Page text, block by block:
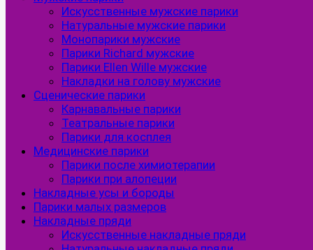
Искусственные мужские парики
Натуральные мужские парики
Монопарики мужские
Парики Richard мужские
Парики Ellen Wille мужские
Накладки на голову мужские
Сценические парики
Карнавальные парики
Театральные парики
Парики для косплея
Медицинские парики
Парики после химиотерапии
Парики при алопеции
Накладные усы и бороды
Парики малых размеров
Накладные пряди
Искусственные накладные пряди